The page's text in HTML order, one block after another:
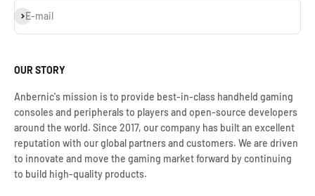
E-mail
Iscriviti alla newsletter
OUR STORY
Anbernic's mission is to provide best-in-class handheld gaming
consoles and peripherals to players and open-source developers
around the world. Since 2017, our company has built an excellent
reputation with our global partners and customers. We are driven
to innovate and move the gaming market forward by continuing
to build high-quality products.